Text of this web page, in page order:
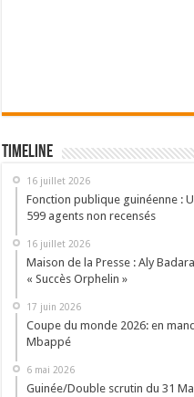
Timeline
16 juillet 2026
Fonction publique guinéenne :
599 agents non recensés
16 juillet 2026
Maison de la Presse : Aly
« Succès Orphelin »
17 juin 2026
Coupe du monde 2026: en
Mbappé
6 mai 2026
Guinée/Double scrutin du 31